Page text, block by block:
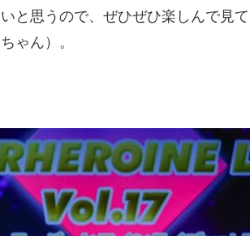
と思うので、ぜひぜひ楽しんで見て
ゃん）。